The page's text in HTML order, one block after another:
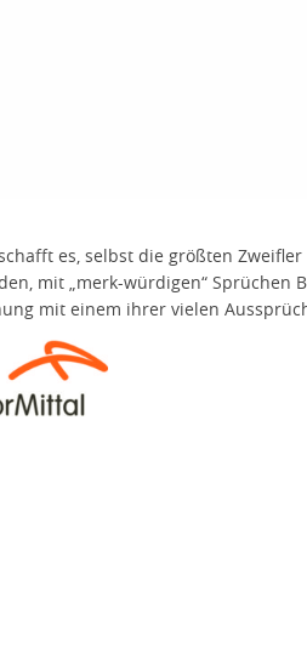
schafft es, selbst die größten
mit „merk-würdigen“ Sprüchen
mit einem ihrer vielen